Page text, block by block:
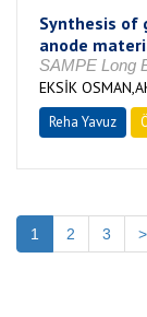
Synthesis of
anode
SAMPE Long
EKSİK
Reha Yavuz
1 2 3